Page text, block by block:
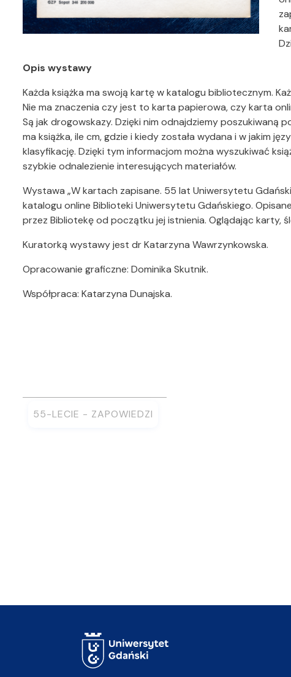
Opis wystawy
Każda książka ma swoją kartę w katalogu bibliotecznym.
Nie ma znaczenia czy jest to karta papierowa, czy karta
Są jak drogowskazy. Dzięki nim odnajdziemy poszukiwaną
ma książka, ile cm, gdzie i kiedy została wydana i w jakim
klasyfikację. Dzięki tym informacjom można wyszukiwać
szybkie odnalezienie interesujących materiałów.
Wystawa „W kartach zapisane. 55 lat Uniwersytetu
katalogu online Biblioteki Uniwersytetu Gdańskiego.
przez Bibliotekę od początku jej istnienia. Oglądając karty,
Kuratorką wystawy jest dr Katarzyna Wawrzynkowska.
Opracowanie graficzne: Dominika Skutnik.
Współpraca: Katarzyna Dunajska.
55-LECIE - ZAPOWIEDZI